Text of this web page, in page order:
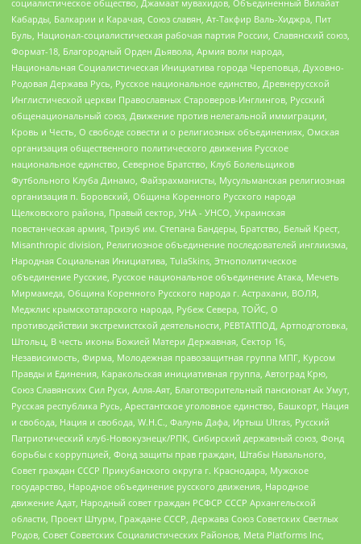
социалистическое общество, Джамаат мувахидов, Объединенный Вилайат
Кабарды, Балкарии и Карачая, Союз славян, Ат-Такфир Валь-Хиджра, Пит
Буль, Национал-социалистическая рабочая партия России, Славянский союз,
Формат-18, Благородный Орден Дьявола, Армия воли народа,
Национальная Социалистическая Инициатива города Череповца, Духовно-
Родовая Держава Русь, Русское национальное единство, Древнерусской
Инглистической церкви Православных Староверов-Инглингов, Русский
общенациональный союз, Движение против нелегальной иммиграции,
Кровь и Честь, О свободе совести и о религиозных объединениях, Омская
организация общественного политического движения Русское
национальное единство, Северное Братство, Клуб Болельщиков
Футбольного Клуба Динамо, Файзрахманисты, Мусульманская религиозная
организация п. Боровский, Община Коренного Русского народа
Щелковского района, Правый сектор, УНА - УНСО, Украинская
повстанческая армия, Тризуб им. Степана Бандеры, Братство, Белый Крест,
Misanthropic division, Религиозное объединение последователей инглиизма,
Народная Социальная Инициатива, TulaSkins, Этнополитическое
объединение Русские, Русское национальное объединение Атака, Мечеть
Мирмамеда, Община Коренного Русского народа г. Астрахани, ВОЛЯ,
Меджлис крымскотатарского народа, Рубеж Севера, ТОЙС, О
противодействии экстремистской деятельности, РЕВТАТПОД, Артподготовка,
Штольц, В честь иконы Божией Матери Державная, Сектор 16,
Независимость, Фирма, Молодежная правозащитная группа МПГ, Курсом
Правды и Единения, Каракольская инициативная группа, Автоград Крю,
Союз Славянских Сил Руси, Алля-Аят, Благотворительный пансионат Ак Умут,
Русская республика Русь, Арестантское уголовное единство, Башкорт, Нация
и свобода, Нация и свобода, W.H.С., Фалунь Дафа, Иртыш Ultras, Русский
Патриотический клуб-Новокузнецк/РПК, Сибирский державный союз, Фонд
борьбы с коррупцией, Фонд защиты прав граждан, Штабы Навального,
Совет граждан СССР Прикубанского округа г. Краснодара, Мужское
государство, Народное объединение русского движения, Народное
движение Адат, Народный совет граждан РСФСР СССР Архангельской
области, Проект Штурм, Граждане СССР, Держава Союз Советских Светлых
Родов, Совет Советских Социалистических Районов, Meta Platforms Inc,